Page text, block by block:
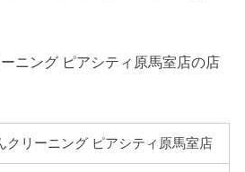
ニング ピアシティ原馬室店の店
クリーニング ピアシティ原馬室店